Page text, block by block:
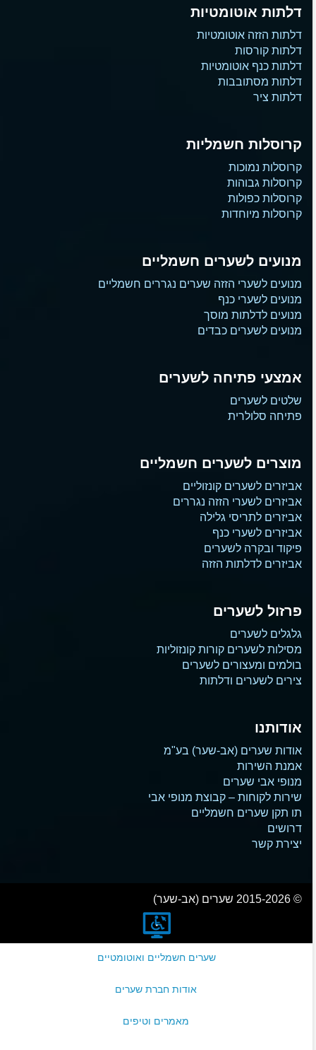
דלתות אוטומטיות
דלתות הזזה אוטומטיות
דלתות קורסות
דלתות כנף אוטומטיות
דלתות מסתובבות
דלתות ציר
קרוסלות חשמליות
קרוסלות נמוכות
קרוסלות גבוהות
קרוסלות כפולות
קרוסלות מיוחדות
מנועים לשערים חשמליים
מנועים לשערי הזזה שערים נגררים חשמליים
מנועים לשערי כנף
מנועים לדלתות מוסך
מנועים לשערים כבדים
אמצעי פתיחה לשערים
שלטים לשערים
פתיחה סלולרית
מוצרים לשערים חשמליים
אביזרים לשערים קונזוליים
אביזרים לשערי הזזה נגררים
אביזרים לתריסי גלילה
אביזרים לשערי כנף
פיקוד ובקרה לשערים
אביזרים לדלתות הזזה
פרזול לשערים
גלגלים לשערים
מסילות לשערים קורות קונזוליות
בולמים ומעצורים לשערים
צירים לשערים ודלתות
אודותנו
אודות שערים (אב-שער) בע"מ
אמנת השירות
מנופי אבי שערים
שירות לקוחות – קבוצת מנופי אבי
תו תקן שערים חשמליים
דרושים
יצירת קשר
© 2015-2026 שערים (אב-שער)
שערים חשמליים ואוטומטיים
אודות חברת שערים
מאמרים וטיפים